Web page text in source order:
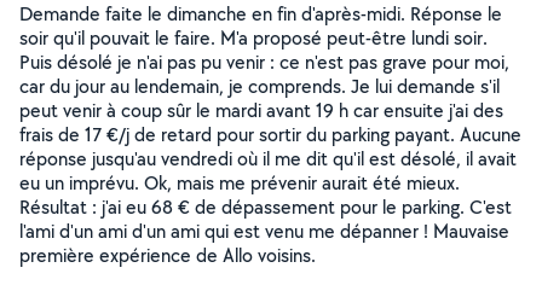
Demande faite le dimanche en fin d'après-midi. Réponse le
soir qu'il pouvait le faire. M'a proposé peut-être lundi soir.
Puis désolé je n'ai pas pu venir : ce n'est pas grave pour moi,
car du jour au lendemain, je comprends. Je lui demande s'il
peut venir à coup sûr le mardi avant 19 h car ensuite j'ai des
frais de 17 €/j de retard pour sortir du parking payant. Aucune
réponse jusqu'au vendredi où il me dit qu'il est désolé, il avait
eu un imprévu. Ok, mais me prévenir aurait été mieux.
Résultat : j'ai eu 68 € de dépassement pour le parking. C'est
l'ami d'un ami d'un ami qui est venu me dépanner ! Mauvaise
première expérience de Allo voisins.